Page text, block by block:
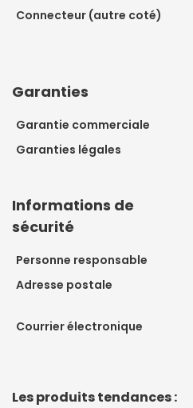
Connecteur (autre coté)
Garanties
Garantie commerciale
Garanties légales
Informations de
sécurité
Personne responsable
Adresse postale
Courrier électronique
Les produits tendances :